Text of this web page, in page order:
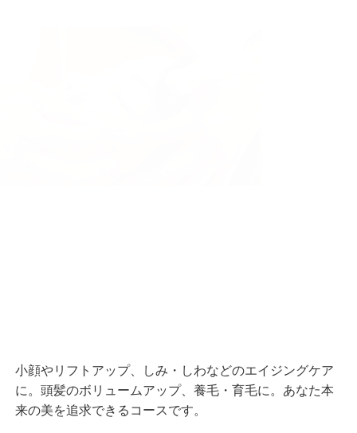
小顔やリフトアップ、しみ・しわなどのエイジングケア
に。頭髪のボリュームアップ、養毛・育毛に。あなた本
来の美を追求できるコースです。